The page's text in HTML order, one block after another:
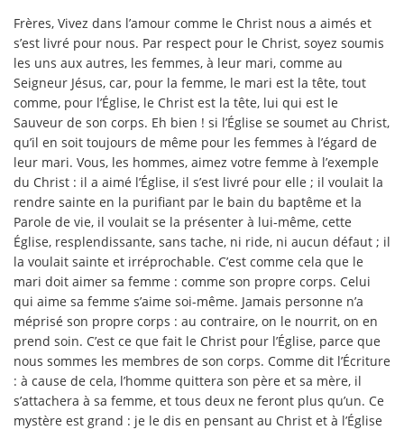
Frères, Vivez dans l’amour comme le Christ nous a aimés et
s’est livré pour nous. Par respect pour le Christ, soyez soumis
les uns aux autres, les femmes, à leur mari, comme au
Seigneur Jésus, car, pour la femme, le mari est la tête, tout
comme, pour l’Église, le Christ est la tête, lui qui est le
Sauveur de son corps. Eh bien ! si l’Église se soumet au Christ,
qu’il en soit toujours de même pour les femmes à l’égard de
leur mari. Vous, les hommes, aimez votre femme à l’exemple
du Christ : il a aimé l’Église, il s’est livré pour elle ; il voulait la
rendre sainte en la purifiant par le bain du baptême et la
Parole de vie, il voulait se la présenter à lui-même, cette
Église, resplendissante, sans tache, ni ride, ni aucun défaut ; il
la voulait sainte et irréprochable. C’est comme cela que le
mari doit aimer sa femme : comme son propre corps. Celui
qui aime sa femme s’aime soi-même. Jamais personne n’a
méprisé son propre corps : au contraire, on le nourrit, on en
prend soin. C’est ce que fait le Christ pour l’Église, parce que
nous sommes les membres de son corps. Comme dit l’Écriture
: à cause de cela, l’homme quittera son père et sa mère, il
s’attachera à sa femme, et tous deux ne feront plus qu’un. Ce
mystère est grand : je le dis en pensant au Christ et à l’Église